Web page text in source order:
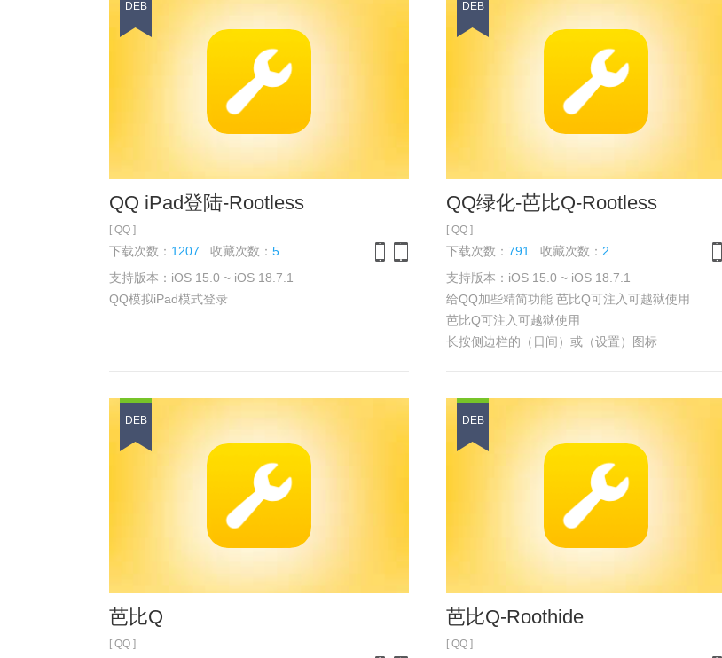
DEB
QQ iPad登陆-Rootless
[ QQ ]
下载次数： 1207 收藏次数：5
支持版本：iOS 15.0 ~ iOS 18.7.1
QQ模拟iPad模式登录
DEB
QQ绿化-芭比Q-Rootless
[ QQ ]
下载次数： 791 收藏次数： 2
支持版本：iOS 15.0 ~ iOS 18.7.1
给QQ加些精简功能 芭比Q可注入可越狱使用
芭比Q可注入可越狱使用
长按侧边栏的（日间）或（设置）图标
DEB
芭比Q
[ QQ ]
DEB
芭比Q-Roothide
[ QQ ]